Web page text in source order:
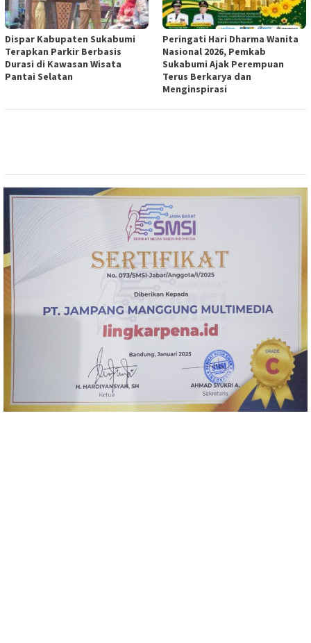
Dispar Kabupaten Sukabumi
Terapkan Parkir Berbasis
Durasi di Kawasan Wisata
Pantai Selatan
Peringati Hari Dharma Wanita
Nasional 2026, Pemkab
Sukabumi Ajak Perempuan
Terus Berkarya dan
Menginspirasi